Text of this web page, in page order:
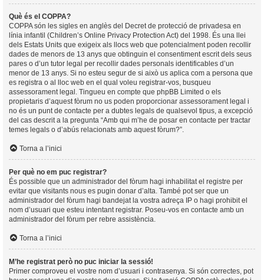
Què és el COPPA?
COPPA són les sigles en anglès del Decret de protecció de privadesa en
línia infantil (Children’s Online Privacy Protection Act) del 1998. És una llei
dels Estats Units que exigeix als llocs web que potencialment poden recollir
dades de menors de 13 anys que obtinguin el consentiment escrit dels seus
pares o d’un tutor legal per recollir dades personals identificables d’un
menor de 13 anys. Si no esteu segur de si això us aplica com a persona que
es registra o al lloc web en el qual voleu registrar-vos, busqueu
assessorament legal. Tingueu en compte que phpBB Limited o els
propietaris d’aquest fòrum no us poden proporcionar assessorament legal i
no és un punt de contacte per a dubtes legals de qualsevol tipus, a excepció
del cas descrit a la pregunta “Amb qui m’he de posar en contacte per tractar
temes legals o d’abús relacionats amb aquest fòrum?”.
Torna a l’inici
Per què no em puc registrar?
És possible que un administrador del fòrum hagi inhabilitat el registre per
evitar que visitants nous es pugin donar d’alta. També pot ser que un
administrador del fòrum hagi bandejat la vostra adreça IP o hagi prohibit el
nom d’usuari que esteu intentant registrar. Poseu-vos en contacte amb un
administrador del fòrum per rebre assistència.
Torna a l’inici
M’he registrat però no puc iniciar la sessió!
Primer comproveu el vostre nom d’usuari i contrasenya. Si són correctes, pot